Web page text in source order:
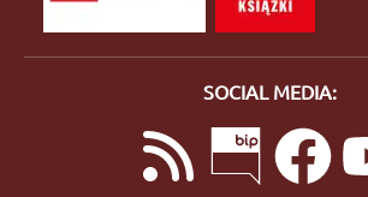
SOCIAL MEDIA: